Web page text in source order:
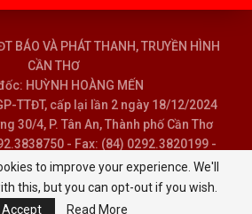
BÁO VÀ PHÁT THANH, TRUYỀN HÌNH
CẦN THƠ
HUỲNH HOÀNG MẾN
TTĐT, cấp lại lần 2 ngày 18/12/2024
30/4, P. Tân An, Thành phố Cần Thơ
- Fax: (84) 0292.3820199 -
baoptth@cantho.gov.vn
to improve your experience. We'll
this, but you can opt-out if you wish.
Accept
Read More